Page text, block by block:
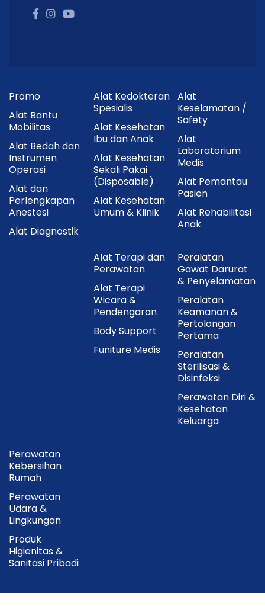
Promo
Alat Bantu
Mobilitas
Alat Bedah dan
Instrumen
Operasi
Alat dan
Perlengkapan
Anestesi
Alat Diagnostik
Alat Kedokteran
Spesialis
Alat Kesehatan
Ibu dan Anak
Alat Kesehatan
Sekali Pakai
(Disposable)
Alat Kesehatan
Umum & Klinik
Alat
Keselamatan /
Safety
Alat
Laboratorium
Medis
Alat Pemantau
Pasien
Alat Rehabilitasi
Anak
Alat Terapi dan
Perawatan
Alat Terapi
Wicara &
Pendengaran
Body Support
Funiture Medis
Peralatan
Gawat Darurat
& Penyelamatan
Peralatan
Keamanan &
Pertolongan
Pertama
Peralatan
Sterilisasi &
Disinfeksi
Perawatan Diri &
Kesehatan
Keluarga
Perawatan
Kebersihan
Rumah
Perawatan
Udara &
Lingkungan
Produk
Higienitas &
Sanitasi Pribadi